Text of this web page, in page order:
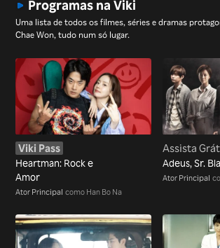
Programas na Viki
Uma lista de todos os filmes, séries e dramas
Chae Won, tudo num só lugar.
Viki Pass
Heartman: Rock e
Amor
Ator Principal como Han Bo Na
Assista
Adeus, Sr.
Ator Principal